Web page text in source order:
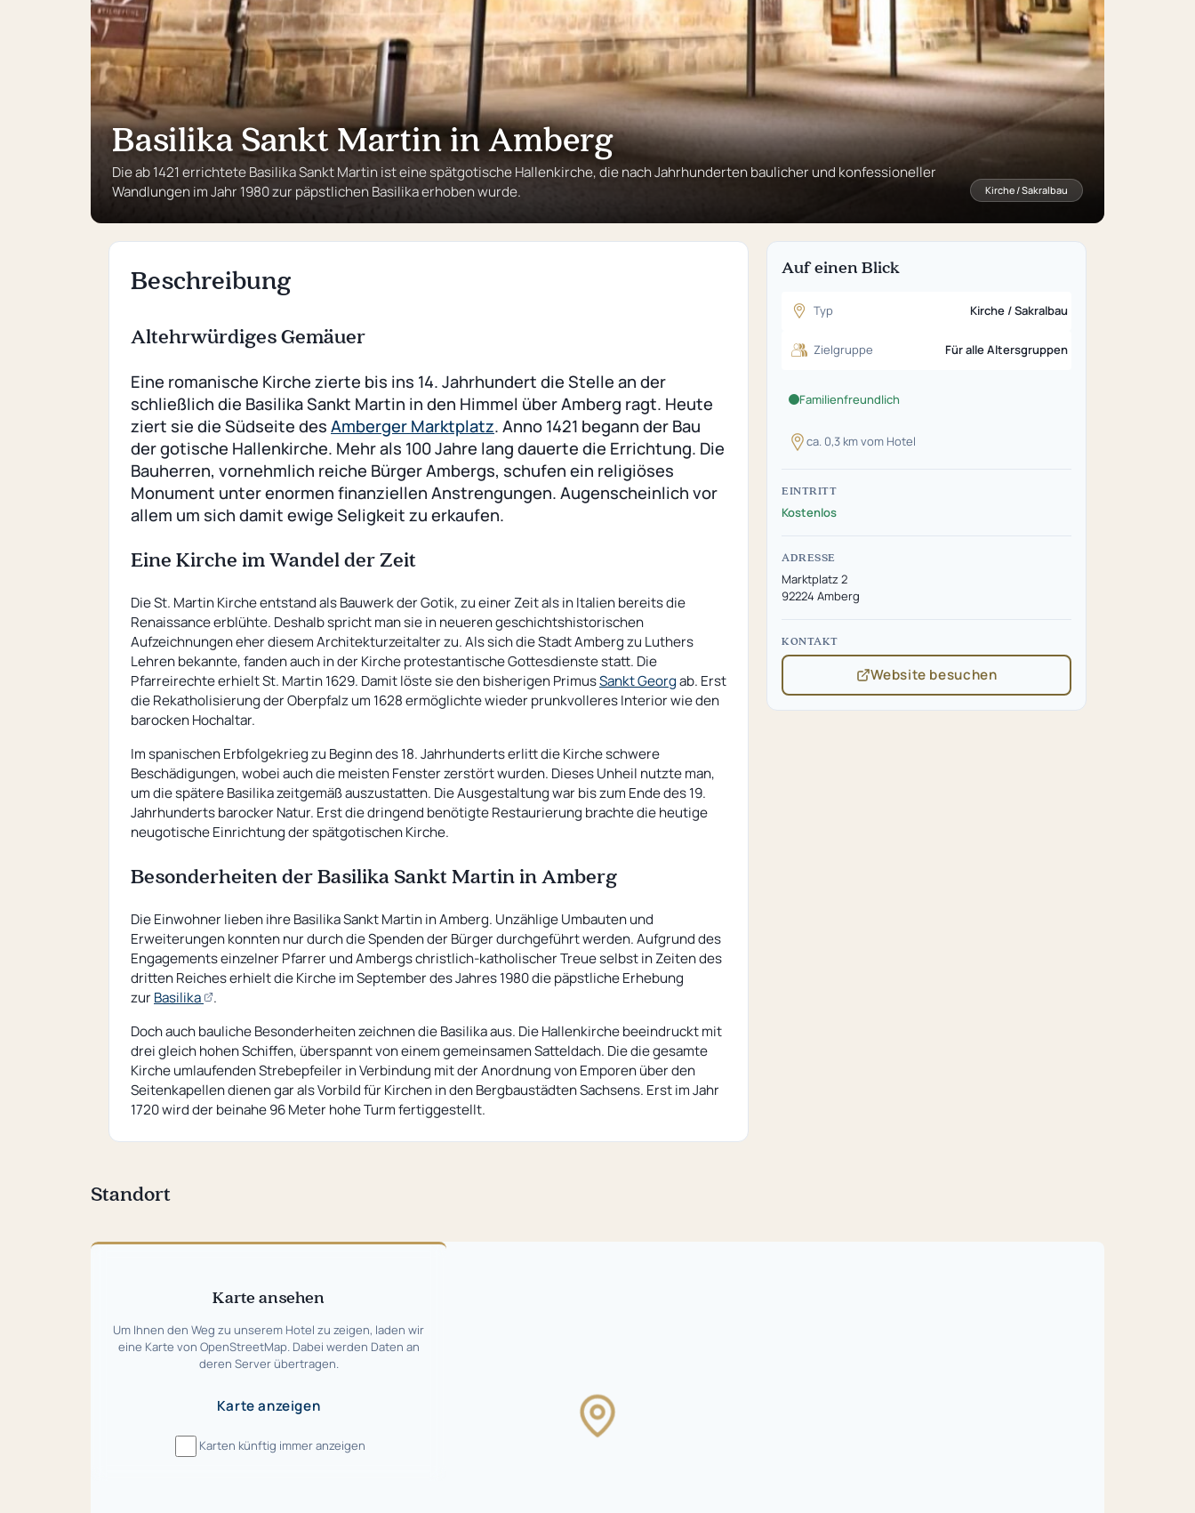
Basilika Sankt Martin in Amberg
Die ab 1421 errichtete Basilika Sankt Martin ist eine spätgotische Hallenkirche, die nach Jahrhunderten baulicher und konfessioneller
Wandlungen im Jahr 1980 zur päpstlichen Basilika erhoben wurde.
Kirche / Sakralbau
Beschreibung
Altehrwürdiges Gemäuer
Eine romanische Kirche zierte bis ins 14. Jahrhundert die Stelle an der
schließlich die Basilika Sankt Martin in den Himmel über Amberg ragt. Heute
ziert sie die Südseite des Amberger Marktplatz. Anno 1421 begann der Bau
der gotische Hallenkirche. Mehr als 100 Jahre lang dauerte die Errichtung. Die
Bauherren, vornehmlich reiche Bürger Ambergs, schufen ein religiöses
Monument unter enormen finanziellen Anstrengungen. Augenscheinlich vor
allem um sich damit ewige Seligkeit zu erkaufen.
Eine Kirche im Wandel der Zeit
Die St. Martin Kirche entstand als Bauwerk der Gotik, zu einer Zeit als in Italien bereits die
Renaissance erblühte. Deshalb spricht man sie in neueren geschichtshistorischen
Aufzeichnungen eher diesem Architekturzeitalter zu. Als sich die Stadt Amberg zu Luthers
Lehren bekannte, fanden auch in der Kirche protestantische Gottesdienste statt. Die
Pfarreirechte erhielt St. Martin 1629. Damit löste sie den bisherigen PrimusSankt Georgab. Erst
die Rekatholisierung der Oberpfalz um 1628 ermöglichte wieder prunkvolleres Interior wie den
barocken Hochaltar.
Im spanischen Erbfolgekrieg zu Beginn des 18. Jahrhunderts erlitt die Kirche schwere
Beschädigungen, wobei auch die meisten Fenster zerstört wurden. Dieses Unheil nutzte man,
um die spätere Basilika zeitgemäß auszustatten. Die Ausgestaltung war bis zum Ende des 19.
Jahrhunderts barocker Natur. Erst die dringend benötigte Restaurierung brachte die heutige
neugotische Einrichtung der spätgotischen Kirche.
Besonderheiten der Basilika Sankt Martin in Amberg
Die Einwohner lieben ihre Basilika Sankt Martin in Amberg. Unzählige Umbauten und
Erweiterungen konnten nur durch die Spenden der Bürger durchgeführt werden. Aufgrund des
Engagements einzelner Pfarrer und Ambergs christlich-katholischer Treue selbst in Zeiten des
dritten Reiches erhielt die Kirche im September des Jahres 1980 die päpstliche Erhebung
zur Basilika
(öffnet
Seite)
.
Doch auch bauliche Besonderheiten zeichnen die Basilika aus. Die Hallenkirche beeindruckt mit
drei gleich hohen Schiffen, überspannt von einem gemeinsamen Satteldach. Die die gesamte
Kirche umlaufenden Strebepfeiler in Verbindung mit der Anordnung von Emporen über den
Seitenkapellen dienen gar als Vorbild für Kirchen in den Bergbaustädten Sachsens. Erst im Jahr
1720 wird der beinahe 96 Meter hohe Turm fertiggestellt.
Auf einen Blick
Typ Kirche / Sakralbau
Zielgruppe Für alle Altersgruppen
Familienfreundlich
ca. 0,3 km vom Hotel
EINTRITT
Kostenlos
ADRESSE
Marktplatz 2
92224 Amberg
KONTAKT
Website besuchen
(öffnet
in
Standort
Karte
Karte ansehen
Um Ihnen den Weg zu unserem Hotel zu zeigen, laden wir
eine Karte von OpenStreetMap. Dabei werden Daten an
deren Server übertragen.
Karte anzeigen
Karten künftig immer anzeigen
Karte